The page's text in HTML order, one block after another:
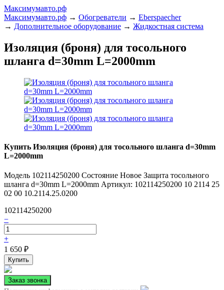
Максимумавто.рф
Максимумавто.рф → Обогреватели → Eberspaecher
→ Дополнительное оборудование → Жидкостная система
Изоляция (броня) для тосольного
шланга d=30mm L=2000mm
Купить Изоляция (броня) для тосольного шланга d=30mm
L=2000mm
Модель 102114250200 Состояние Новое Защита тосольного
шланга d=30mm L=2000mm Артикул: 102114250200 10 2114 25
02 00 10.2114.25.0200
102114250200
−
+
1 650 ₽